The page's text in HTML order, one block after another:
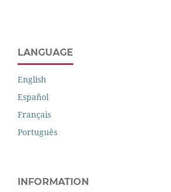
LANGUAGE
English
Español
Français
Português
INFORMATION